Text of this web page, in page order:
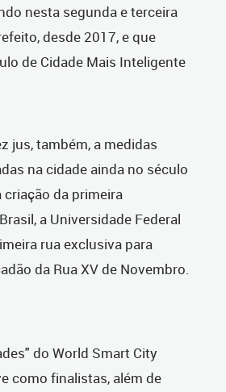
nesta segunda e terceira
desde 2017, e que
de Cidade Mais Inteligente
jus, também, a medidas
na cidade ainda no século
criação da primeira
a Universidade Federal
rua exclusiva para
da Rua XV de Novembro.
do World Smart City
como finalistas, além de